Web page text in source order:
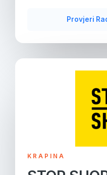
Provjeri
KRAPINA